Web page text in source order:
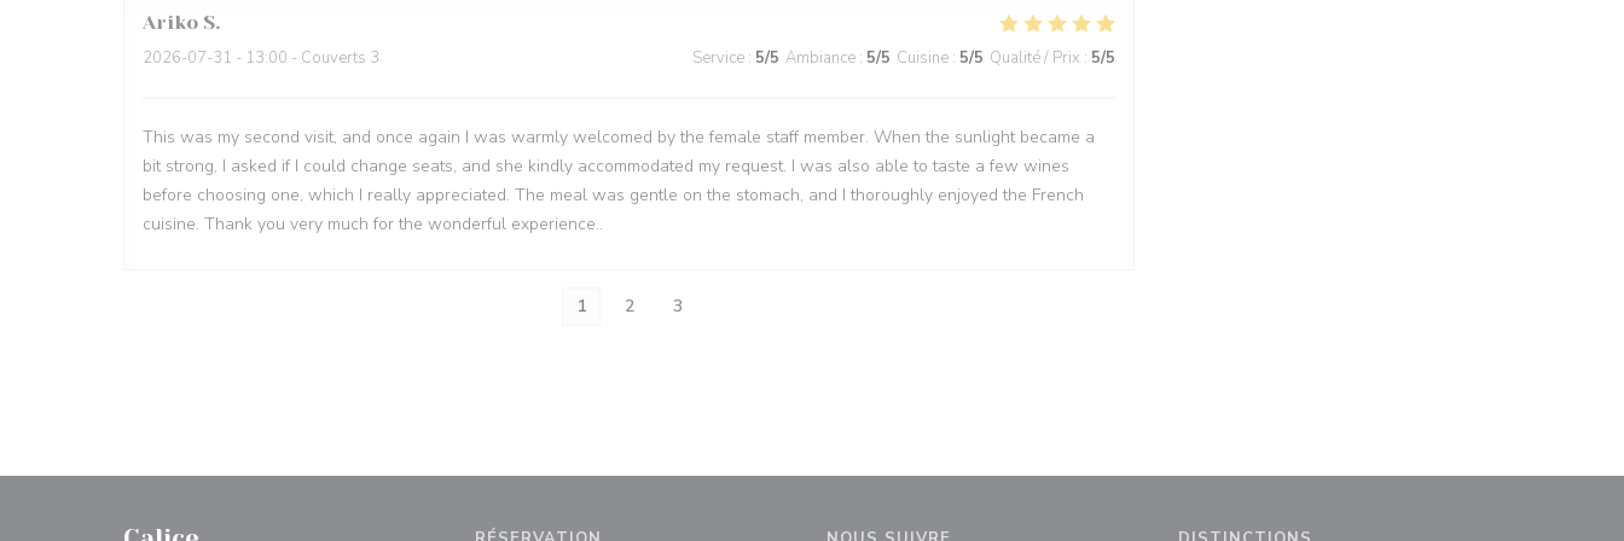
Ariko S
2026-07-31 - 13:00 - Couverts 3 Service : 5/5 Ambiance : 5/5 Cuisine : 5/5 Qualité / Prix : 5/5
This was my second visit, and once again I was warmly welcomed by the female staff member. When the sunlight became a
bit strong, I asked if I could change seats, and she kindly accommodated my request. I was also able to taste a few wines
before choosing one, which I really appreciated. The meal was gentle on the stomach, and I thoroughly enjoyed the French
cuisine. Thank you very much for the wonderful experience..
1 2 3